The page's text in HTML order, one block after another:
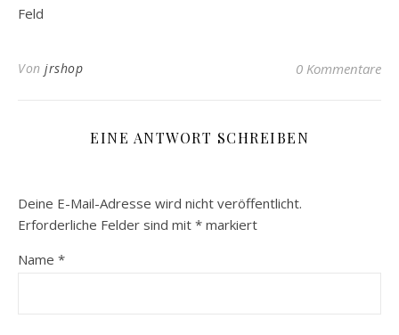
Feld
Von jrshop 0 Kommentare
EINE ANTWORT SCHREIBEN
Deine E-Mail-Adresse wird nicht veröffentlicht.
Erforderliche Felder sind mit * markiert
Name *